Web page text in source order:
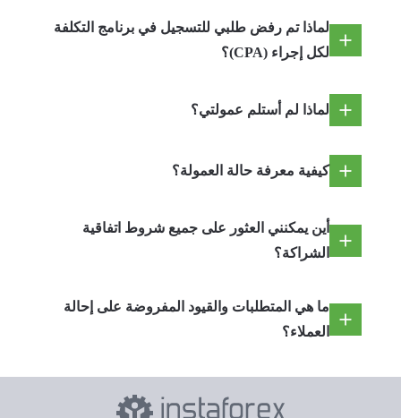
لماذا تم رفض طلبي للتسجيل في برنامج التكلفة
لكل إجراء (CPA)؟
لماذا لم أستلم عمولتي؟
كيفية معرفة حالة العمولة؟
أين يمكنني العثور على جميع شروط اتفاقية
الشراكة؟
ما هي المتطلبات والقيود المفروضة على إحالة
العملاء؟